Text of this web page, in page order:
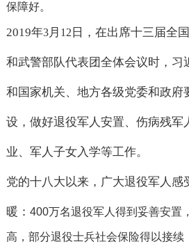
保障好。
2019年3月 12日，在出席十三届全
和武警部队代表团全体会议时，习
和国家机关、地方各级党委和政府
设，做好退役军人安置、伤病残军
业、军人子女入学等工作。
党的十八大以来，广大退役军人感
暖： 400万名退役军人得到妥善安置
高，部分退役士兵社会保险得以接续